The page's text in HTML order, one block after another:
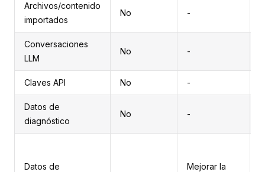
Archivos/contenido
importados
No -
Conversaciones
LLM
No -
Claves API No -
Datos de
diagnóstico
No -
Datos de
Mejorar la